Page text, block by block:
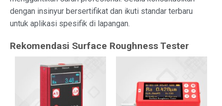
dengan insinyur bersertifikat dan ikuti standar terbaru
untuk aplikasi spesifik di lapangan.
Rekomendasi Surface Roughness Tester